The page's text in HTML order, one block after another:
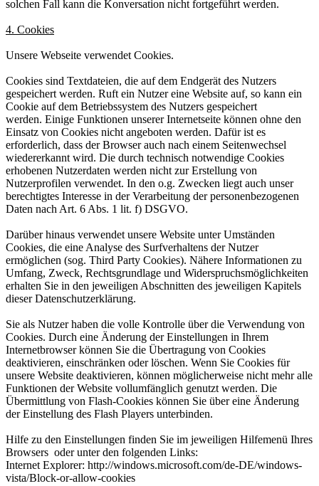
solchen Fall kann die Konversation nicht fortgeführt werden.
4. Cookies
Unsere Webseite verwendet Cookies.
Cookies sind Textdateien, die auf dem Endgerät des Nutzers
gespeichert werden. Ruft ein Nutzer eine Website auf, so kann ein
Cookie auf dem Betriebssystem des Nutzers gespeichert
werden. Einige Funktionen unserer Internetseite können ohne den
Einsatz von Cookies nicht angeboten werden. Dafür ist es
erforderlich, dass der Browser auch nach einem Seitenwechsel
wiedererkannt wird. Die durch technisch notwendige Cookies
erhobenen Nutzerdaten werden nicht zur Erstellung von
Nutzerprofilen verwendet. In den o.g. Zwecken liegt auch unser
berechtigtes Interesse in der Verarbeitung der personenbezogenen
Daten nach Art. 6 Abs. 1 lit. f) DSGVO.
Darüber hinaus verwendet unsere Website unter Umständen
Cookies, die eine Analyse des Surfverhaltens der Nutzer
ermöglichen (sog. Third Party Cookies). Nähere Informationen zu
Umfang, Zweck, Rechtsgrundlage und Widerspruchsmöglichkeiten
erhalten Sie in den jeweiligen Abschnitten des jeweiligen Kapitels
dieser Datenschutzerklärung.
Sie als Nutzer haben die volle Kontrolle über die Verwendung von
Cookies. Durch eine Änderung der Einstellungen in Ihrem
Internetbrowser können Sie die Übertragung von Cookies
deaktivieren, einschränken oder löschen. Wenn Sie Cookies für
unsere Website deaktivieren, können möglicherweise nicht mehr alle
Funktionen der Website vollumfänglich genutzt werden. Die
Übermittlung von Flash-Cookies können Sie über eine Änderung
der Einstellung des Flash Players unterbinden.
Hilfe zu den Einstellungen finden Sie im jeweiligen Hilfemenü Ihres
Browsers oder unter den folgenden Links:
Internet Explorer: http://windows.microsoft.com/de-DE/windows-
vista/Block-or-allow-cookies